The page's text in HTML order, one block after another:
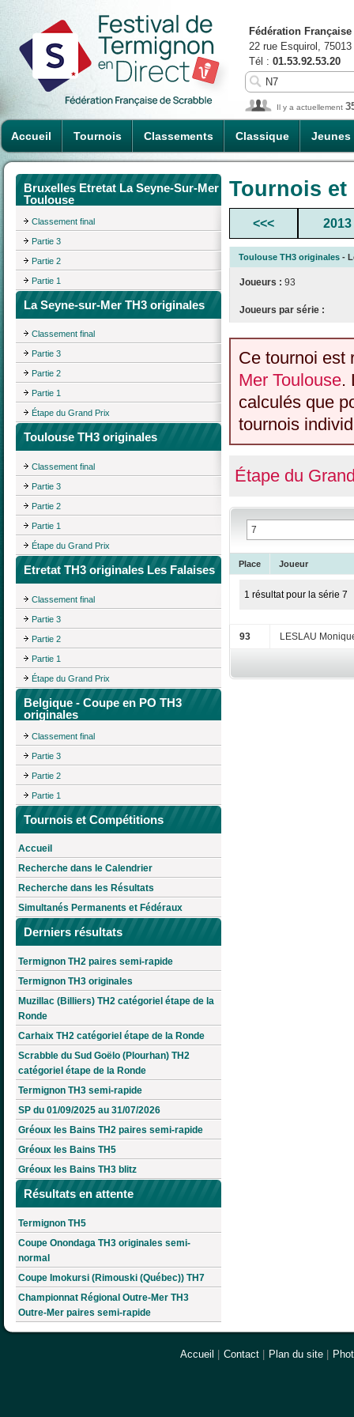
Accueil Tournois Classements Classique Jeunes
Fédération
22 rue Esquirol,
Tél : 01.53.92.53.20
Il y a actuellement
Bruxelles Etretat La Seyne-Sur-Mer
Toulouse
Classement final
Partie 3
Partie 2
Partie 1
La Seyne-sur-Mer TH3 originales
Classement final
Partie 3
Partie 2
Partie 1
Étape du Grand Prix
Toulouse TH3 originales
Classement final
Partie 3
Partie 2
Partie 1
Étape du Grand Prix
Etretat TH3 originales Les Falaises
Classement final
Partie 3
Partie 2
Partie 1
Étape du Grand Prix
Belgique - Coupe en PO TH3
originales
Classement final
Partie 3
Partie 2
Partie 1
Tournois et Compétitions
Accueil
Recherche dans le Calendrier
Recherche dans les Résultats
Simultanés Permanents et Fédéraux
Derniers résultats
Termignon TH2 paires semi-rapide
Termignon TH3 originales
Muzillac (Billiers) TH2 catégoriel étape de la
Ronde
Carhaix TH2 catégoriel étape de la Ronde
Scrabble du Sud Goëlo (Plourhan) TH2
catégoriel étape de la Ronde
Termignon TH3 semi-rapide
SP du 01/09/2025 au 31/07/2026
Gréoux les Bains TH2 paires semi-rapide
Gréoux les Bains TH5
Gréoux les Bains TH3 blitz
Résultats en attente
Termignon TH5
Coupe Onondaga TH3 originales semi-
normal
Coupe Imokursi (Rimouski (Québec)) TH7
Championnat Régional Outre-Mer TH3
Outre-Mer paires semi-rapide
Tournois
<<< 2013
Toulouse TH3 originales -
Joueurs : 93
Joueurs par série :
Ce tournoi est
Mer Toulouse.
calculés que
tournois
Étape du
Place Joueur
1 résultat pour la série 7
93 LESLAU
Accueil | Contact | Plan du site |